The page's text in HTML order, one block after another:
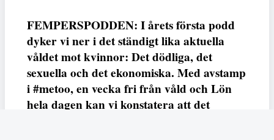
FEMPERSPODDEN: I årets första podd
dyker vi ner i det ständigt lika aktuella
våldet mot kvinnor: Det dödliga, det
sexuella och det ekonomiska. Med avstamp
i #metoo, en vecka fri från våld och Lön
hela dagen kan vi konstatera att det